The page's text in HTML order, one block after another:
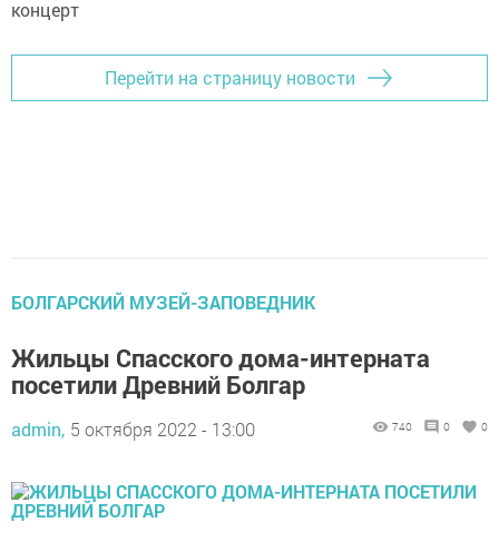
Перейти на страницу новости
БОЛГАРСКИЙ МУЗЕЙ-ЗАПОВЕДНИК
Жильцы Спасского дома-интерната
посетили Древний Болгар
admin, 5 октября 2022 - 13:00 740 0 0